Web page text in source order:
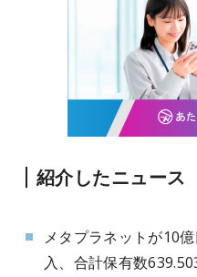
紹介したニュース
メタプラネットが10
入、合計保有数